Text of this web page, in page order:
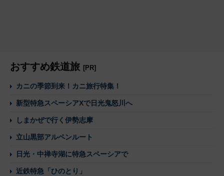
おすすめ鉄道旅 [PR]
カニの季節到来！カニ旅行特集！
新型特急スペーシアXで日光鬼怒川へ
しまかぜで行く伊勢志摩
立山黒部アルペンルート
日光・中禅寺湖に特急スペーシアで
近鉄特急「ひのとり」